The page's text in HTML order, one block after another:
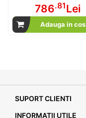
786.81Lei
Adauga in cos
SUPORT CLIENTI
INFORMATII UTILE